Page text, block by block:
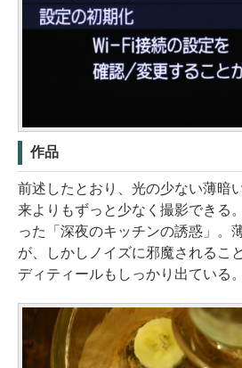
作品
前述したとおり、光の少ない薄暗
来よりもずっと少なく撮影できる
った「深夜のキッチンの誘惑」。
が、しかしノイズに邪魔されるこ
ディティールもしっかり出ている。